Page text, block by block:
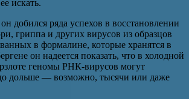
искать.
добился ряда успехов в восстановлении
гриппа и других вирусов из образцов
в формалине, которые хранятся в
он надеется показать, что в холодной
геномы РНК-вирусов могут
дольше — возможно, тысячи или даже